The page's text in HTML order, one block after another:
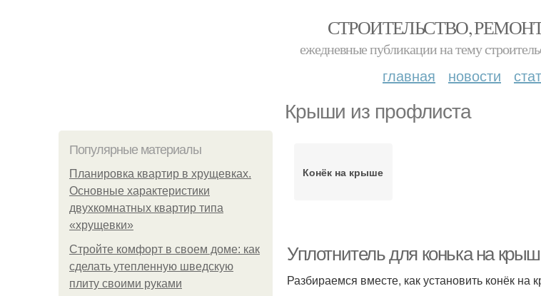
СТРОИТЕЛЬСТВО,
ежедневные публикации на тему
главная новости
Крыши из профлиста
Популярные материалы
Планировка квартир в хрущевках.
Основные характеристики
двухкомнатных квартир типа
«хрущевки»
Стройте комфорт в своем доме: как
сделать утепленную шведскую
плиту своими руками
Конёк на крыше
Уплотнитель для конька на
Разбираемся вместе, как установить конёк на